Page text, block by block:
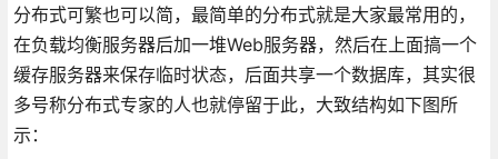
分布式可繁也可以简，最简单的分布式就是大家最常用的，
在负载均衡服务器后加一堆Web服务器，然后在上面搞一个
缓存服务器来保存临时状态，后面共享一个数据库，其实很
多号称分布式专家的人也就停留于此，大致结构如下图所
示：